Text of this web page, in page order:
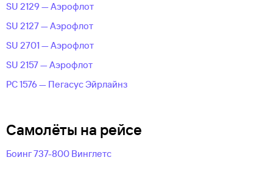
SU 2129 — Аэрофлот
SU 2127 — Аэрофлот
SU 2701 — Аэрофлот
SU 2157 — Аэрофлот
PC 1576 — Пегасус Эйрлайнз
Самолёты на рейсе
Боинг 737-800 Винглетс